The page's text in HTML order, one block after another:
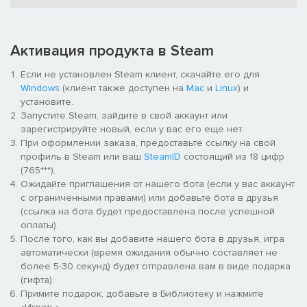
Два игровых режима в раннем доступе
Игроки по очереди кладут карту рубашкой вверх и
объявляют её номинал. Номинал должен совпадать со
значением на столе (например, "Король" или "Дама").
Когда игрок кладет карту, он может соврать о её номинале.
Если вы подозреваете ложь, вы можете вскрыть его блеф.
Если блеф вскрыт и игрок солгал, он должен сыграть в
Русскую рулетку. Выживание после одного патрона из
шести означает, что игрок остаётся в игре; провал
означает, что для него игра окончена.
После игры в Русскую рулетку карты сбрасываются, и игра
Активация продукта в Steam
Если не установлен Steam клиент, скачайте его для
Windows (клиент также доступен на Mac и Linux) и
установите.
Запустите Steam, зайдите в свой аккаунт или
зарегистрируйте новый, если у вас его еще нет.
При оформлении заказа, предоставьте ссылку на свой
профиль в Steam или ваш SteamID состоящий из 18 цифр
(765***).
Ожидайте приглашения от нашего бота (если у вас аккаунт
с ограниченными правами) или добавьте бота в друзья
(ссылка на бота будет предоставлена после успешной
оплаты).
После того, как вы добавите нашего бота в друзья, игра
автоматически (время ожидания обычно составляет не
более 5-30 секунд) будет отправлена вам в виде подарка
(гифта).
Примите подарок, добавьте в Библиотеку и нажмите